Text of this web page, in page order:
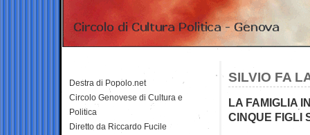
SILVIO FA
LA FAMIGLIA
CINQUE FIGLI
Destra di Popolo.net
Circolo Genovese di Cultura e
Politica
Diretto da Riccardo Fucile